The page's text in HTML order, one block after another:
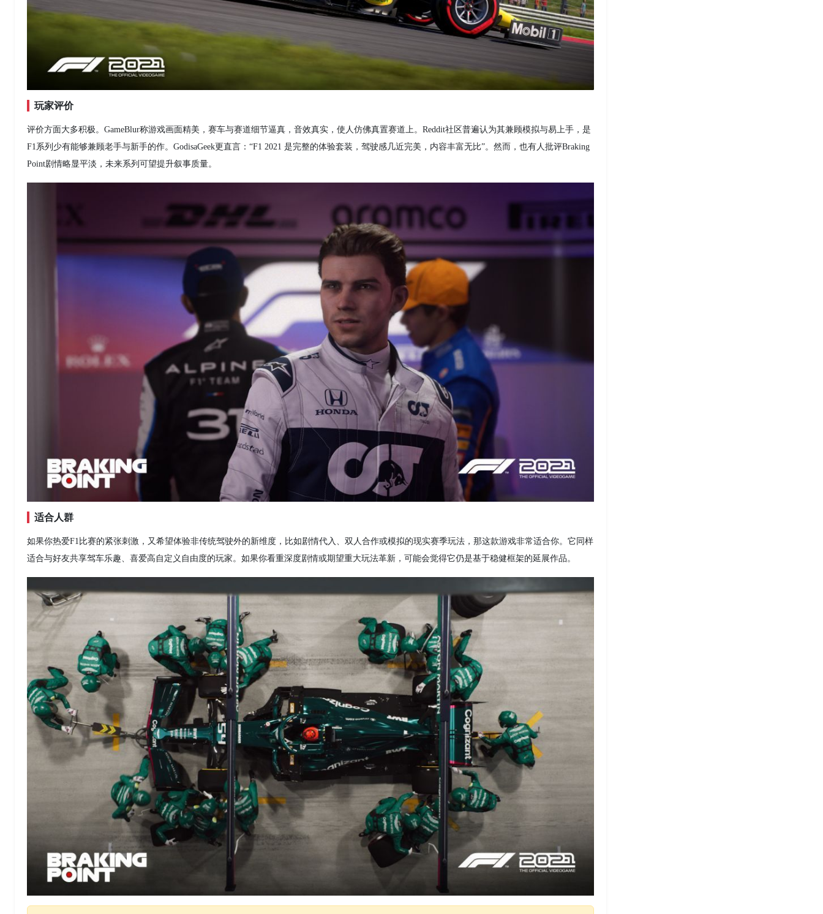
玩家评价
评价方面大多积极。GameBlur称游戏画面精美，赛车与赛道细节逼真，音效真实，使人仿佛真置赛道上。Reddit社区普遍认为其兼顾模拟与易上手，是
F1系列少有能够兼顾老手与新手的作。GodisaGeek更直言：“F1 2021 是完整的体验套装，驾驶感几近完美，内容丰富无比”。然而，也有人批评Braking
Point剧情略显平淡，未来系列可望提升叙事质量。
适合人群
如果你热爱F1比赛的紧张刺激，又希望体验非传统驾驶外的新维度，比如剧情代入、双人合作或模拟的现实赛季玩法，那这款游戏非常适合你。它同样
适合与好友共享驾车乐趣、喜爱高自定义自由度的玩家。如果你看重深度剧情或期望重大玩法革新，可能会觉得它仍是基于稳健框架的延展作品。